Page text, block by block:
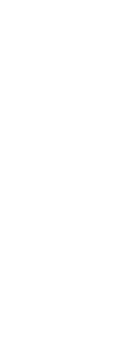
'price',)
导入的，所以
义里没有指定主
们导入数据的
是我们得把这个id